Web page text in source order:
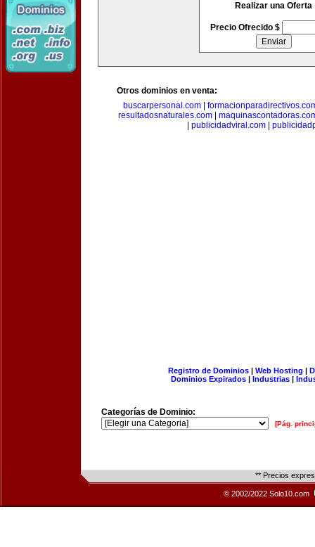
Realizar una Oferta
Precio Ofrecido $
Otros dominios en venta:
buscarpersonal.com|
resultadosnaturales.com|
publicidadviral.com
Registro de Dominios| Web Hosting |
Dominios Expirados | Industrias |
Categorías de Dominio:
[Pág.
** Precios
© 2002/2022 Solo10.com